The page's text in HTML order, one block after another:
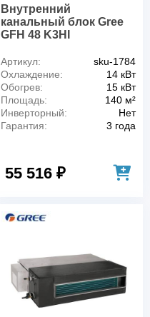
Внутренний
канальный блок Gree
GFH 48 K3HI
Артикул:
sku-1784
Охлаждение:
14 кВт
Обогрев:
15 кВт
Площадь:
140 м²
Инверторный:
Нет
Гарантия:
3 года
55 516 ₽